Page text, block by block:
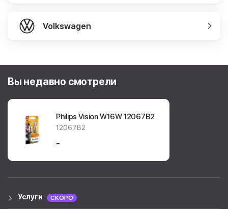
Volkswagen
Вы недавно смотрели
Philips Vision W16W12067B2
12067B2
-
Услуги СКОРО